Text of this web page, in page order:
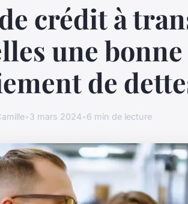
crédit à
une
de
•3 mars 2024•6 min de lecture